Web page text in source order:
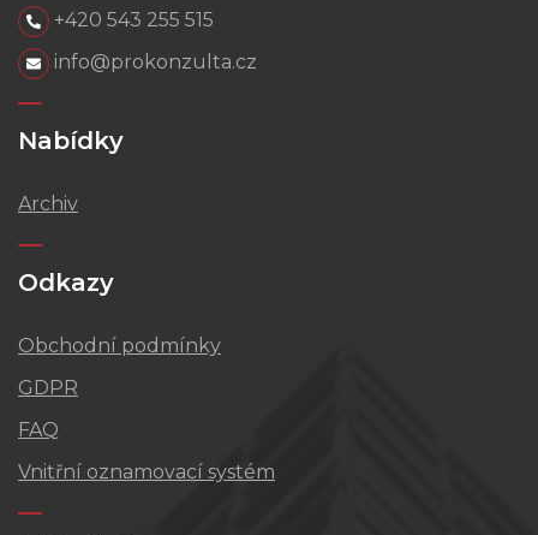
+420 543 255 515
info@prokonzulta.cz
Nabídky
Archiv
Odkazy
Obchodní podmínky
GDPR
FAQ
Vnitřní oznamovací systém